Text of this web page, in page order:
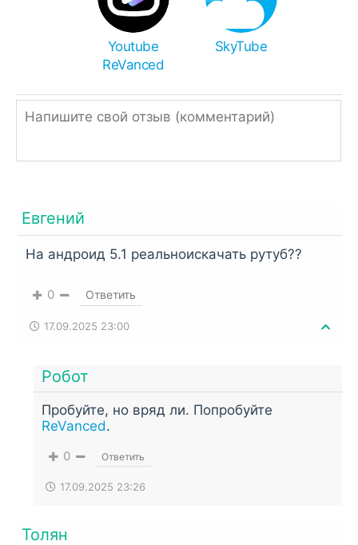
Однако, если ссылка подписана, как ZIP или
RAR, значит архив нужно распаковать
встроенным архиватором,
Youtube
ReVanced
SkyTube
Евгений
На андроид 5.1 реальноискачать рутуб??
0 Ответить
17.09.2025 23:00
Робот
Пробуйте, но вряд ли. Попробуйте
ReVanced.
0 Ответить
17.09.2025 23:26
Толян